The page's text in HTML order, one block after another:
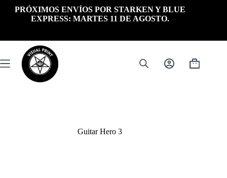
PRÓXIMOS ENVÍOS POR STARKEN Y BLUE
EXPRESS: MARTES 11 DE AGOSTO.
Carrito
Guitar Hero 3